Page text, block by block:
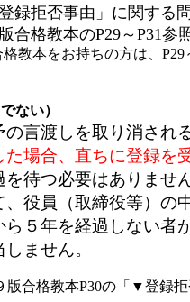
録拒否事由」に関する
合格教本のP29～P31参照
格教本をお持ちの方は、P29
ない）
言渡しを取り消され
た場合、直ちに登録を
を待つ必要はありません
、役員（取締役等）の
ら５年を経過しない者
ません。
合格教本P30の「▼登録